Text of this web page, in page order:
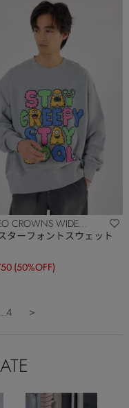
CROWNS WIDE
ターフォントスウェット
(50%OFF)
...4 ＞